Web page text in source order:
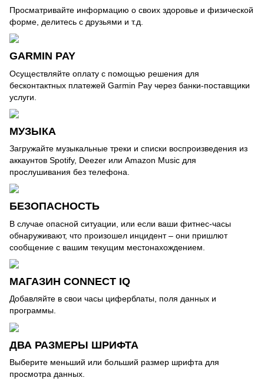
Просматривайте информацию о своих здоровье и физической
форме, делитесь с друзьями и т.д.
GARMIN PAY
Осуществляйте оплату с помощью решения для
бесконтактных платежей Garmin Pay через банки-поставщики
услуги.
МУЗЫКА
Загружайте музыкальные треки и списки воспроизведения из
аккаунтов Spotify, Deezer или Amazon Music для
прослушивания без телефона.
БЕЗОПАСНОСТЬ
В случае опасной ситуации, или если ваши фитнес-часы
обнаруживают, что произошел инцидент – они пришлют
сообщение с вашим текущим местонахождением.
МАГАЗИН CONNECT IQ
Добавляйте в свои часы циферблаты, поля данных и
программы.
ДВА РАЗМЕРЫ ШРИФТА
Выберите меньший или больший размер шрифта для
просмотра данных.